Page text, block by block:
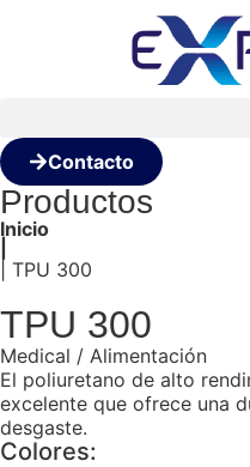
Contacto
Productos
Inicio
| TPU 300
TPU 300
Medical / Alimentación
El poliuretano de alto
excelente que ofrece una
desgaste.
Colores: